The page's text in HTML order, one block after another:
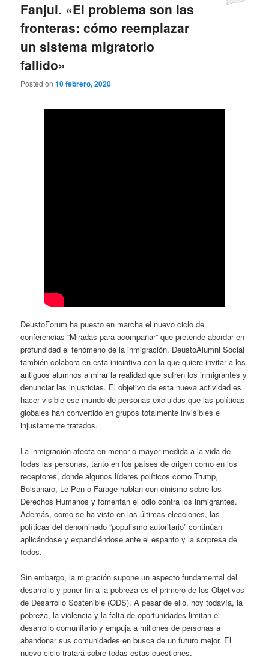
Fanjul. «El problema son las
fronteras: cómo reemplazar
un sistema migratorio
fallido»
Posted on10 febrero, 2020
DeustoForum ha puesto en marcha el nuevo ciclo de
conferencias “Miradas para acompañar” que pretende abordar en
profundidad el fenómeno de la inmigración. DeustoAlumni Social
también colabora en esta iniciativa con la que quiere invitar a los
antiguos alumnos a mirar la realidad que sufren los inmigrantes y
denunciar las injusticias. El objetivo de esta nueva actividad es
hacer visible ese mundo de personas excluidas que las políticas
globales han convertido en grupos totalmente invisibles e
injustamente tratados.
La inmigración afecta en menor o mayor medida a la vida de
todas las personas, tanto en los países de origen como en los
receptores, donde algunos líderes políticos como Trump,
Bolsanaro, Le Pen o Farage hablan con cinismo sobre los
Derechos Humanos y fomentan el odio contra los inmigrantes.
Además, como se ha visto en las últimas elecciones, las
políticas del denominado “populismo autoritario” continúan
aplicándose y expandiéndose ante el espanto y la sorpresa de
todos.
Sin embargo, la migración supone un aspecto fundamental del
desarrollo y poner fin a la pobreza es el primero de los Objetivos
de Desarrollo Sostenible (ODS). A pesar de ello, hoy todavía, la
pobreza, la violencia y la falta de oportunidades limitan el
desarrollo comunitario y empuja a millones de personas a
abandonar sus comunidades en busca de un futuro mejor. El
nuevo ciclo tratará sobre todas estas cuestiones.